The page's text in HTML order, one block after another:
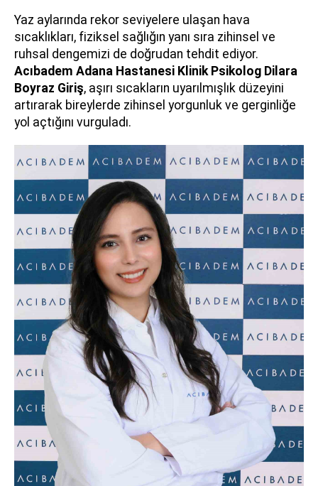
Yaz aylarında rekor seviyelere ulaşan hava
sıcaklıkları, fiziksel sağlığın yanı sıra zihinsel ve
ruhsal dengemizi de doğrudan tehdit ediyor.
Acıbadem Adana Hastanesi Klinik Psikolog Dilara
Boyraz Giriş, aşırı sıcakların uyarılmışlık düzeyini
artırarak bireylerde zihinsel yorgunluk ve gerginliğe
yol açtığını vurguladı.